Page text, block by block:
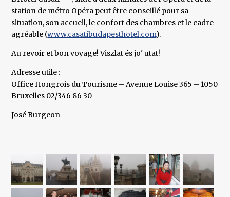
station de métro Opéra peut être conseillé pour sa
situation, son accueil, le confort des chambres et le cadre
agréable (www.casatibudapesthotel.com).
Au revoir et bon voyage! Viszlat és jo' utat!
Adresse utile :
Office Hongrois du Tourisme – Avenue Louise 365 – 1050
Bruxelles 02/346 86 30
José Burgeon